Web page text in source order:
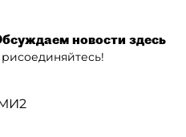
новости здесь